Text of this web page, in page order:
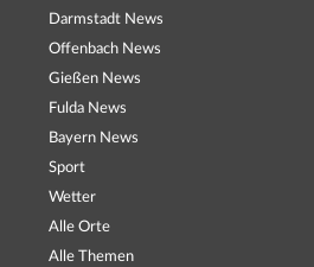
Darmstadt News
Offenbach News
Gießen News
Fulda News
Bayern News
Sport
Wetter
Alle Orte
Alle Themen